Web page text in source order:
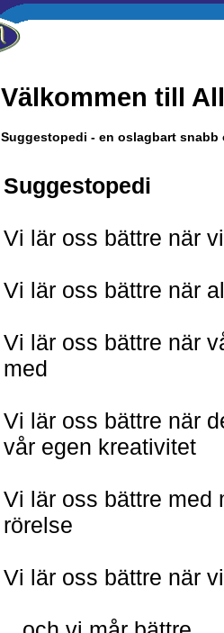
Välkommen till
Suggestopedi - en oslagbart
Suggestopedi
Vi lär oss bättre när
Vi lär oss bättre när
Vi lär oss bättre när
med
Vi lär oss bättre när
vår egen kreativitet
Vi lär oss bättre med
rörelse
Vi lär oss bättre när